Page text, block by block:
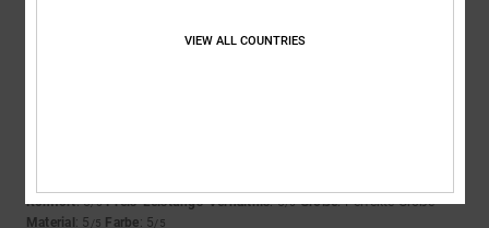
5/5
Komfort: 5/5 Preis-Leistungs-Verhältnis: 5/5 Größe: Perfekte Größe
Material : 5 /5 Farbe: 5/5
VIEW ALL COUNTRIES